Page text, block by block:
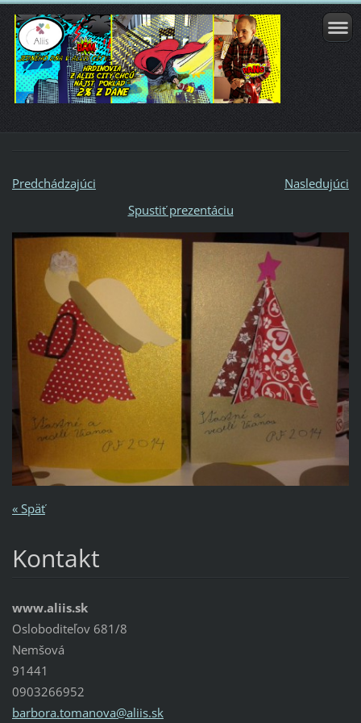
Predchádzajúci
Nasledujúci
Spustiť prezentáciu
« Späť
Kontakt
www.aliis.sk
Osloboditeľov 681/8
Nemšová
91441
0903266952
barbora.tomanova@aliis.sk